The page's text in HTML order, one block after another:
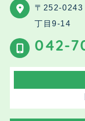
〒252-0243
丁目9-14
042-